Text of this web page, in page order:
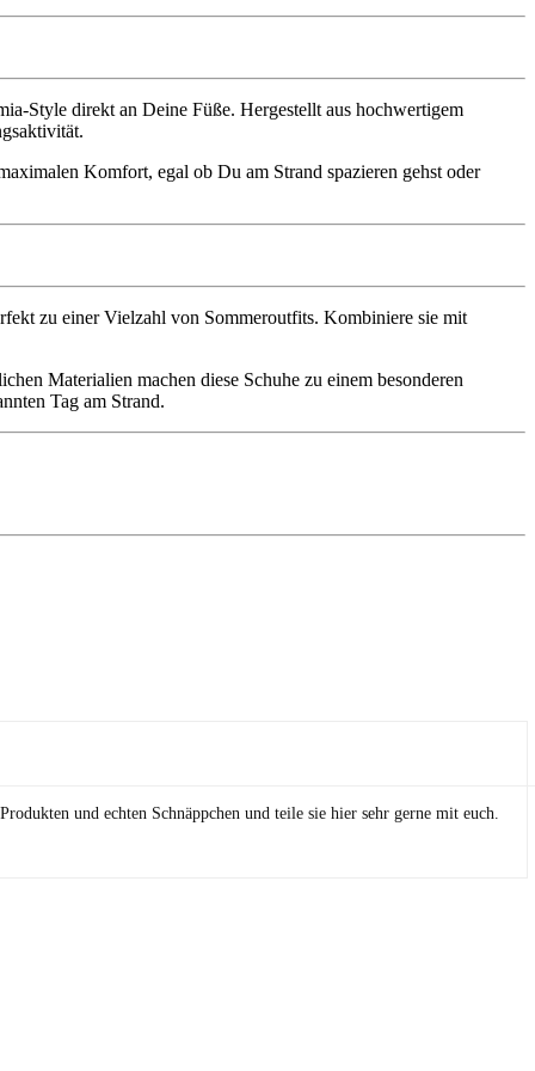
Style direkt an Deine Füße. Hergestellt aus hochwertigem
Komfort, egal ob Du am Strand spazieren gehst oder
zu einer Vielzahl von Sommeroutfits. Kombiniere sie mit
Materialien machen diese Schuhe zu einem besonderen
Tag am Strand.
und echten Schnäppchen und teile sie hier sehr gerne mit euch.